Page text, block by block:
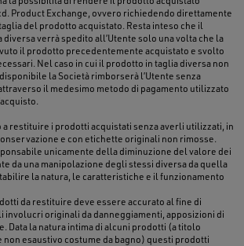
Product Exchange, ovvero richiedendo direttamente
del prodotto acquistato. Resta inteso che il
verrà spedito all’Utente solo una volta che la
il prodotto precedentemente acquistato e svolto
Nel caso in cui il prodotto in taglia diversa non
la Società rimborserà l’Utente senza
il medesimo metodo di pagamento utilizzato
a restituire i prodotti acquistati senza averli utilizzati, in
e con etichette originali non rimosse.
unicamente della diminuzione del valore dei
da una manipolazione degli stessi diversa da quella
la natura, le caratteristiche e il funzionamento
da restituire deve essere accurato al fine di
involucri originali da danneggiamenti, apposizioni di
Data la natura intima di alcuni prodotti (a titolo
non esaustivo costume da bagno) questi prodotti